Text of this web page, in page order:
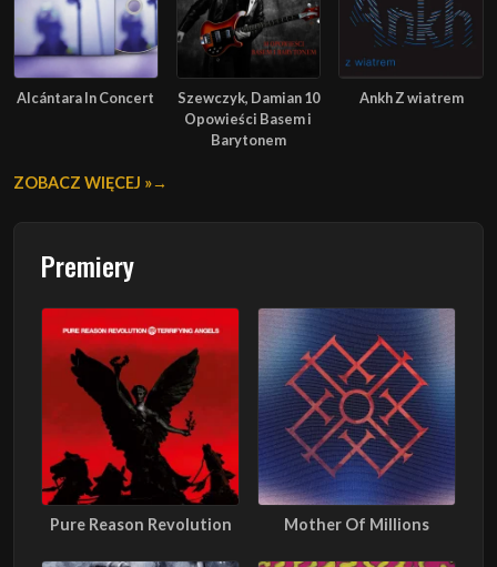
Alcántara In Concert
Szewczyk, Damian 10
Opowieści Basem i
Barytonem
Ankh Z wiatrem
ZOBACZ WIĘCEJ »
Premiery
Pure Reason Revolution Mother Of Millions